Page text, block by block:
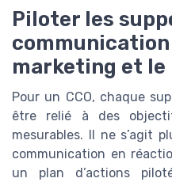
Piloter les
marketing et le
Pour un CCO, chaque
être relié à des
mesurables. Il ne s’agit
communication en
un plan d’actions